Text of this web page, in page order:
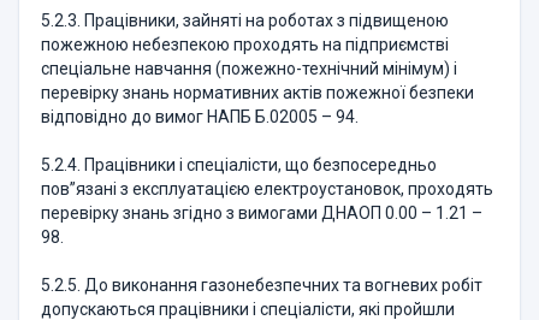
5.2.3. Працівники, зайняті на роботах з підвищеною
пожежною небезпекою проходять на підприємстві
спеціальне навчання (пожежно-технічний мінімум) і
перевірку знань нормативних актів пожежної безпеки
відповідно до вимог НАПБ Б.02005 – 94.
5.2.4. Працівники і спеціалісти, що безпосередньо
пов”язані з експлуатацією електроустановок, проходять
перевірку знань згідно з вимогами ДНАОП 0.00 – 1.21 –
98.
5.2.5. До виконання газонебезпечних та вогневих робіт
допускаються працівники і спеціалісти, які пройшли